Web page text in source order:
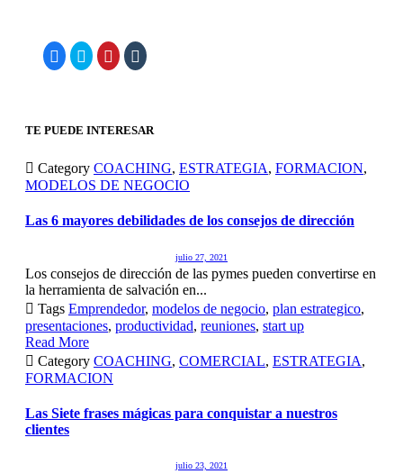
Haz
clic
para
abre
en
ventana
nueva)
Haz
clic
para
abre
en
ventana
nueva)
Haz
clic
para
abre
en
ventana
nueva)
Haz
clic
abre
en
ventana
nueva)
TE PUEDE INTERESAR
 Category COACHING, ESTRATEGIA, FORMACION,
MODELOS DE NEGOCIO
Las 6 mayores debilidades de los consejos de dirección
julio 27, 2021
Los consejos de dirección de las pymes pueden convertirse en
la herramienta de salvación en...
 Tags Emprendedor, modelos de negocio, plan estrategico,
presentaciones, productividad, reuniones, start up
Read More
 Category COACHING, COMERCIAL, ESTRATEGIA,
FORMACION
Las Siete frases mágicas para conquistar a nuestros
clientes
julio 23, 2021